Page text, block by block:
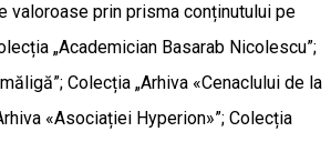
valoroase prin prisma conținutului pe
„Academician Basarab Nicolescu”;
Colecția „Arhiva «Cenaclului de la
«Asociației Hyperion»”; Colecția